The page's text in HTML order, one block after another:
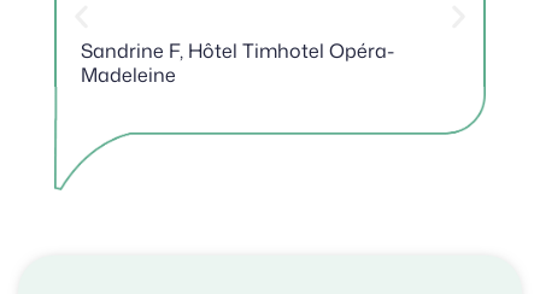
Sandrine F, Hôtel Timhotel Opéra-
Madeleine